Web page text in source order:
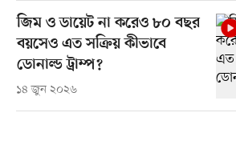
জিম ও ডায়েট না করেও ৮০ বছর
বয়সেও এত সক্রিয় কীভাবে
ডোনাল্ড ট্রাম্প?
১৪ জুন ২০২৬